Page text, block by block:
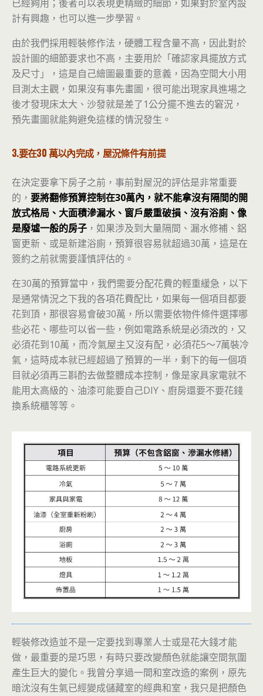
已經夠用；後者可以表現更精緻的細節，如果對於室內設
計有興趣，也可以進一步學習。
由於我們採用輕裝修作法，硬體工程含量不高，因此對於
設計圖的細節要求也不高，主要用於「確認家具擺放方式
及尺寸」，這是自己繪圖最重要的意義，因為空間大小用
目測太主觀，如果沒有事先畫圖，很可能出現家具進場之
後才發現床太大、沙發就是差了1公分擺不進去的窘況，
預先畫圖就能夠避免這樣的情況發生 。
3.要在30 萬以內完成，屋況條件有前提
在決定要拿下房子之前，事前對屋況的評估是非常重要
的， 要將翻修預算控制在30萬內，就不能拿沒有隔間的開
放式格局、大面積滲漏水、窗戶嚴重破損、沒有浴廁、像
是廢墟一般的房子 ，如果涉及到大量隔間、漏水修補、鋁
窗更新、或是新建浴廁，預算很容易就超過30萬，這是在
簽約之前就需要謹慎評估的。
在30萬的預算當中，我們需要分配花費的輕重緩急，以下
是通常情況之下我的各項花費配比，如果每一個項目都要
花到頂，那很容易會破30萬，所以需要依物件條件選擇哪
些必花、哪些可以省一些，例如電路系統是必須改的，又
必須花到10萬，而冷氣屋主又沒有配，必須花5～7萬裝冷
氣，這時成本就已經超過了預算的一半，剩下的每一個項
目就必須再三斟酌去做整體成本控制，像是家具家電就不
能用太高級的、油漆可能要自己DIY、廚房還要不要花錢
換系統櫃等等。
輕裝修改造並不是一定要找到專業人士或是花大錢才能
做，最重要的是巧思，有時只要改變顏色就能讓空間氛圍
產生巨大的變化。我曾分享過一間和室改造的案例，原先
暗沈沒有生氣已經變成儲藏室的經典和室，我只是把顏色